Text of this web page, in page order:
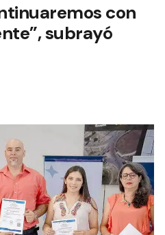
con
subrayó